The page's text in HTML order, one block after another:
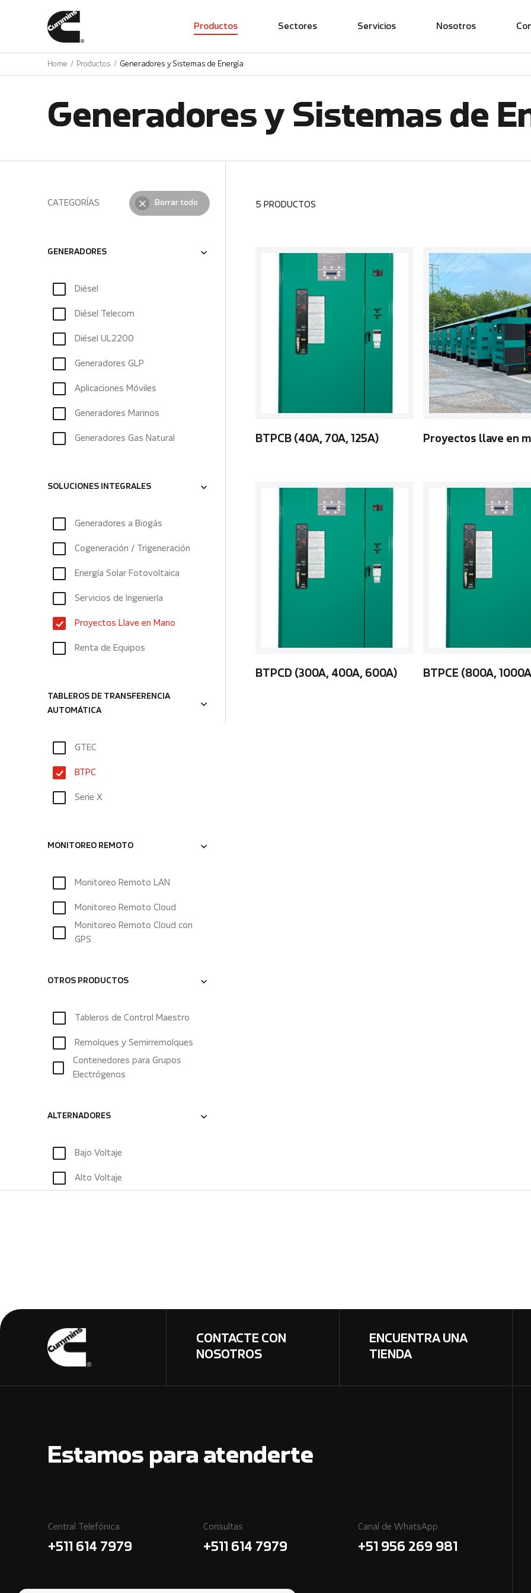
Productos Sectores Servicios Nosotros
Home Productos Generadores y Sistemas de Energía
Generadores y Sistemas de
CATEGORÍAS Borrar todo
GENERADORES
Diésel
Diésel Telecom
Diésel UL2200
Generadores GLP
Aplicaciones Móviles
Generadores Marinos
Generadores Gas Natural
SOLUCIONES INTEGRALES
Generadores a Biogás
Cogeneración / Trigeneración
Energía Solar Fotovoltaica
Servicios de Ingeniería
Proyectos Llave en Mano
Renta de Equipos
TABLEROS DE TRANSFERENCIA
AUTOMÁTICA
GTEC
BTPC
Serie X
MONITOREO REMOTO
Monitoreo Remoto LAN
Monitoreo Remoto Cloud
Monitoreo Remoto Cloud con
GPS
OTROS PRODUCTOS
Tableros de Control Maestro
Remolques y Semirremolques
Contenedores para Grupos
Electrógenos
ALTERNADORES
Bajo Voltaje
Alto Voltaje
5 PRODUCTOS
BTPCB (40A, 70A, 125A) Proyectos llave en
BTPCD (300A, 400A, 600A) BTPCE (800A,
CONTACTE CON
NOSOTROS
ENCUENTRA UNA
TIENDA
Estamos para atenderte
Central Telefónica
+511 614 7979
Consultas
+511 614 7979
Canal de WhatsApp
+51 956 269 981